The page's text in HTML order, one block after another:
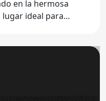
en la hermosa
ideal para